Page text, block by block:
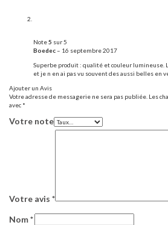
Note5 sur 5
Boedec– 16 septembre 2017
Superbe produit : qualité et couleur lumineuse.
et je n en ai pas vu souvent des aussi belles en
Ajouter un Avis
Votre adresse de messagerie ne sera pas publiée. Les
avec *
Votre note
Votre avis *
Nom*